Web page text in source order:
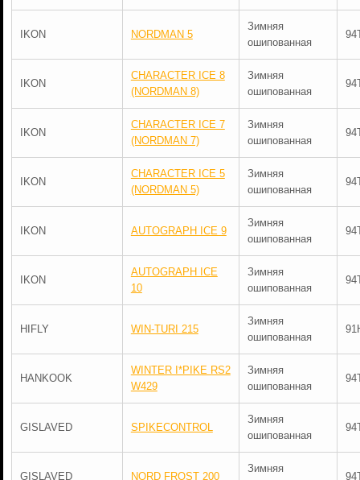
IKON NORDMAN 5
Зимняя
ошипованная
IKON
CHARACTER ICE 8
(NORDMAN 8)
Зимняя
ошипованная
IKON
CHARACTER ICE 7
(NORDMAN 7)
Зимняя
ошипованная
IKON
CHARACTER ICE 5
(NORDMAN 5)
Зимняя
ошипованная
IKON AUTOGRAPH ICE 9
Зимняя
ошипованная
IKON
AUTOGRAPH ICE
10
Зимняя
ошипованная
HIFLY WIN-TURI 215
Зимняя
ошипованная
HANKOOK
WINTER I*PIKE RS2
W429
Зимняя
ошипованная
GISLAVED SPIKECONTROL
Зимняя
ошипованная
GISLAVED NORD FROST 200
Зимняя